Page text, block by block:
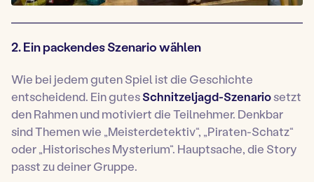
2. Ein packendes Szenario wählen
Wie bei jedem guten Spiel ist die Geschichte
entscheidend. Ein gutesSchnitzeljagd-Szenariosetzt
den Rahmen und motiviert die Teilnehmer. Denkbar
sind Themen wie „Meisterdetektiv“, „Piraten-Schatz“
oder „Historisches Mysterium“. Hauptsache, die Story
passt zu deiner Gruppe.